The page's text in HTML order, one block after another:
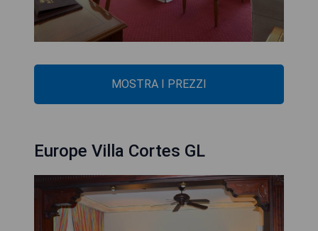
MOSTRA I PREZZI
Europe Villa Cortes GL